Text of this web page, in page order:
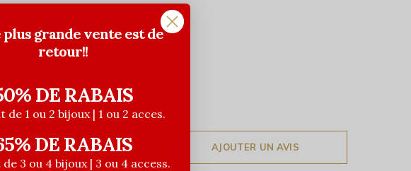
AJOUTER UN AVIS
grande vente est de
retour!!
DE RABAIS
de 1 ou 2 bijoux | 1 ou 2 acces.
DE RABAIS
3 ou 4 bijoux | 3 ou 4 access.